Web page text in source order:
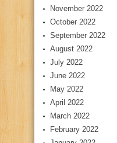
November 2022
October 2022
September 2022
August 2022
July 2022
June 2022
May 2022
April 2022
March 2022
February 2022